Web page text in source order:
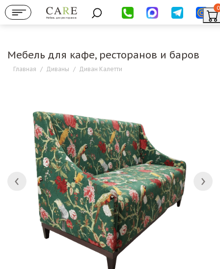
Мебель для ресторанов
0
Мебель для кафе, ресторанов и баров
Главная / Диваны / Диван Калетти